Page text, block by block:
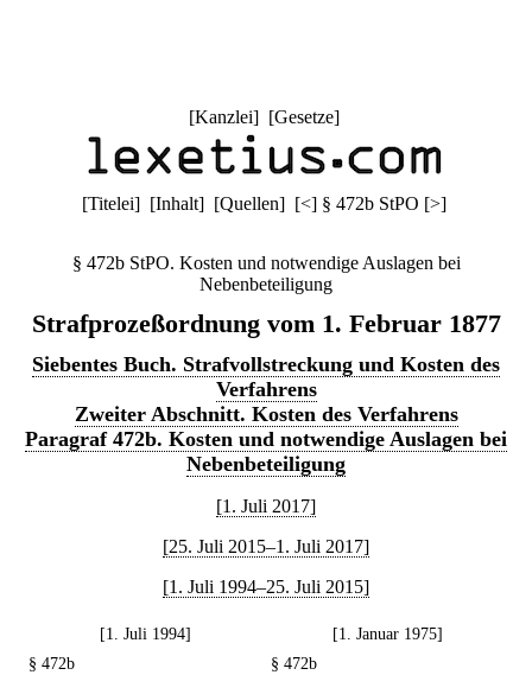
[Kanzlei] [Gesetze]
[Titelei] [Inhalt] [Quellen] [<] § 472b StPO [>]
§ 472b StPO. Kosten und notwendige Auslagen bei
Nebenbeteiligung
Strafprozeßordnung vom 1. Februar 1877
Siebentes Buch. Strafvollstreckung und Kosten des
Verfahrens
Zweiter Abschnitt. Kosten des Verfahrens
Paragraf 472b. Kosten und notwendige Auslagen bei
Nebenbeteiligung
[1. Juli 2017]
[25. Juli 2015–1. Juli 2017]
[1. Juli 1994–25. Juli 2015]
[1. Juli 1994]
[1. Januar 1975]
§ 472b
§ 472b